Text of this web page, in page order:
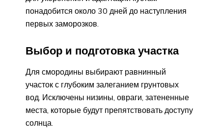
понадобится около 30 дней до наступления
первых заморозков.
Выбор и подготовка участка
Для смородины выбирают равнинный
участок с глубоким залеганием грунтовых
вод. Исключены низины, овраги, затененные
места, которые будут препятствовать доступу
солнца.